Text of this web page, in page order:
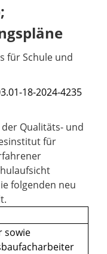
für Schule und
18-2024-4235
Qualitäts- und
für
folgenden neu
sowie